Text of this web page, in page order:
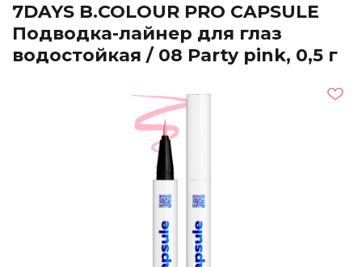
7DAYS B.COLOUR PRO CAPSULE
Подводка-лайнер для глаз
водостойкая / 08 Party pink, 0,5 г